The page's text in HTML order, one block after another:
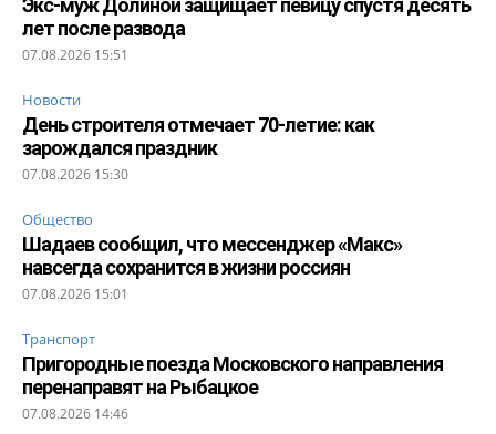
лет после развода
07.08.2026 15:51
Новости
День строителя отмечает 70-летие: как
зарождался праздник
07.08.2026 15:30
Общество
Шадаев сообщил, что мессенджер «Макс»
навсегда сохранится в жизни россиян
07.08.2026 15:01
Транспорт
Пригородные поезда Московского направления
перенаправят на Рыбацкое
07.08.2026 14:46